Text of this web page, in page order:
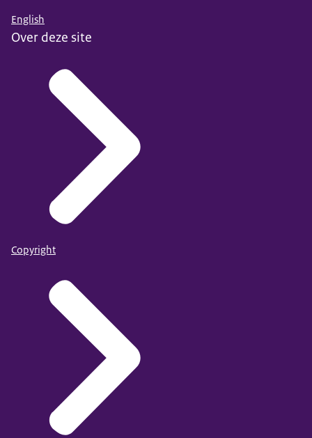
English
Over deze site
Copyright